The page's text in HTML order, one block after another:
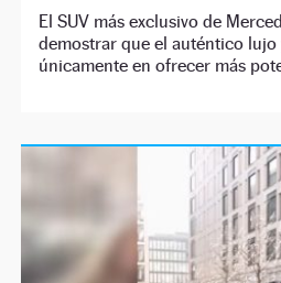
El SUV más exclusivo de
demostrar que el auténtico lujo
únicamente en ofrecer más